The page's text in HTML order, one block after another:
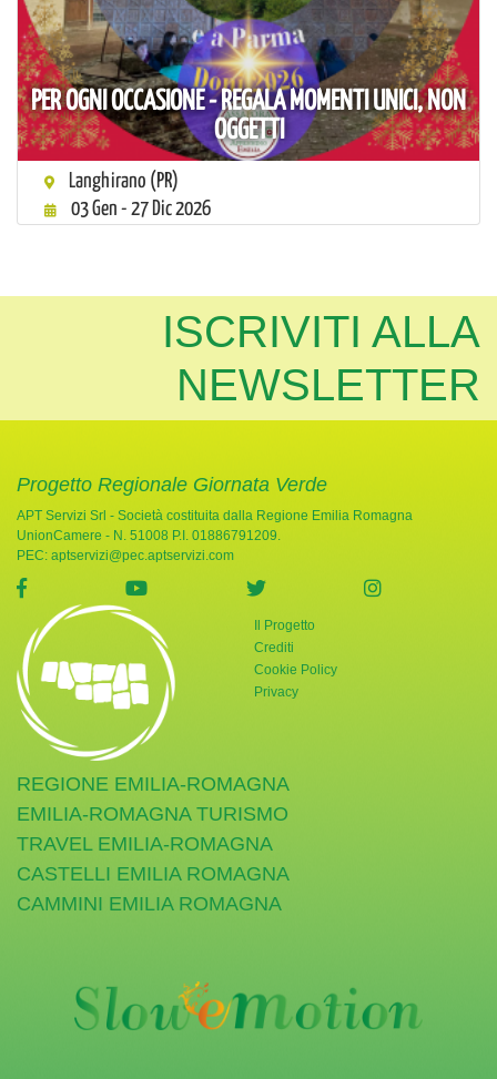
PER OGNI OCCASIONE - REGALA MOMENTI UNICI, NON
OGGETTI
Langhirano (PR)
03 Gen - 27 Dic 2026
ISCRIVITI ALLA
NEWSLETTER
Progetto Regionale Giornata Verde
APT Servizi Srl - Società costituita dalla Regione Emilia Romagna
UnionCamere - N. 51008 P.I. 01886791209.
PEC: aptservizi@pec.aptservizi.com
visita la pagina Facebook di Giornata Verde
visita la pagina YouTube di Giornata
visita la pagina Twitter di
visita la
Il Progetto
Crediti
Cookie Policy
Privacy
REGIONE EMILIA-ROMAGNA
EMILIA-ROMAGNA TURISMO
TRAVEL EMILIA-ROMAGNA
CASTELLI EMILIA ROMAGNA
CAMMINI EMILIA ROMAGNA